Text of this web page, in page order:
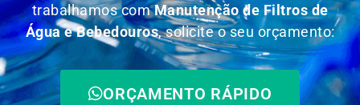
trabalhamos comManutenção de Filtros de
Água e Bebedouros, solicite o seu orçamento:
ORÇAMENTO RÁPIDO